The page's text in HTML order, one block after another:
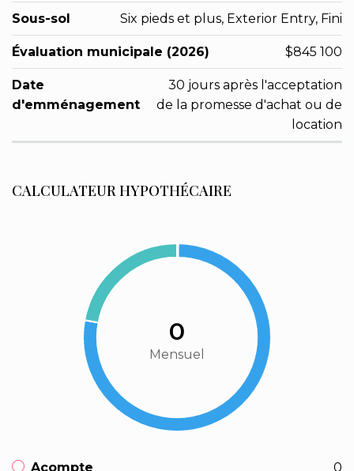
Sous-sol Six pieds et plus, Exterior Entry, Fini
Évaluation municipale (2026) $845 100
Date
d'emménagement
30 jours après l'acceptation
de la promesse d'achat ou de
location
CALCULATEUR HYPOTHÉCAIRE
0
Mensuel
Acompte 0